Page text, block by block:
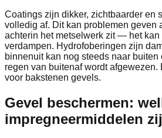
Coatings zijn dikker, zichtbaarder en
volledig af. Dit kan problemen geven
achterin het metselwerk zit — het kan
verdampen. Hydrofoberingen zijn
binnenuit kan nog steeds naar buiten
regen van buitenaf wordt
voor bakstenen gevels.
Gevel beschermen:
impregneermiddelen